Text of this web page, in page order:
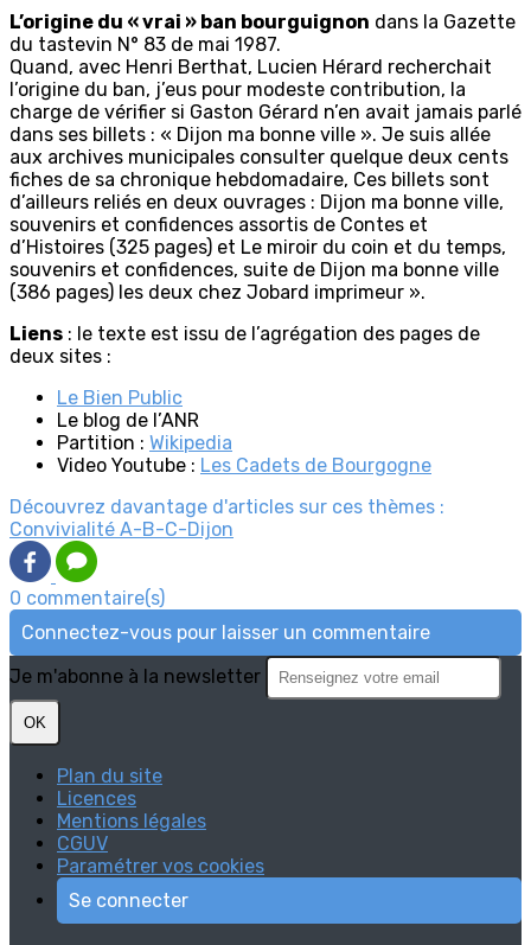
L’origine du « vrai » ban bourguignon dans la Gazette
du tastevin N° 83 de mai 1987.
Quand, avec Henri Berthat, Lucien Hérard recherchait
l’origine du ban, j’eus pour modeste contribution, la
charge de vérifier si Gaston Gérard n’en avait jamais parlé
dans ses billets : « Dijon ma bonne ville ». Je suis allée
aux archives municipales consulter quelque deux cents
fiches de sa chronique hebdomadaire, Ces billets sont
d’ailleurs reliés en deux ouvrages : Dijon ma bonne ville,
souvenirs et confidences assortis de Contes et
d’Histoires (325 pages) et Le miroir du coin et du temps,
souvenirs et confidences, suite de Dijon ma bonne ville
(386 pages) les deux chez Jobard imprimeur ».
Liens : le texte est issu de l’agrégation des pages de
deux sites :
Le Bien Public
Le blog de l’ANR
Partition : Wikipedia
Video Youtube : Les Cadets de Bourgogne
Découvrez davantage d'articles sur ces thèmes :
Convivialité A-B-C-Dijon
0 commentaire(s)
Connectez-vous pour laisser un commentaire
Je m'abonne à la newsletter
OK
Plan du site
Licences
Mentions légales
CGUV
Paramétrer vos cookies
Se connecter